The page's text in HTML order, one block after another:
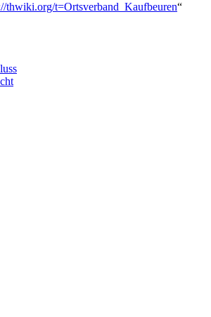
thwiki.org/t=Ortsverband_Kaufbeuren“